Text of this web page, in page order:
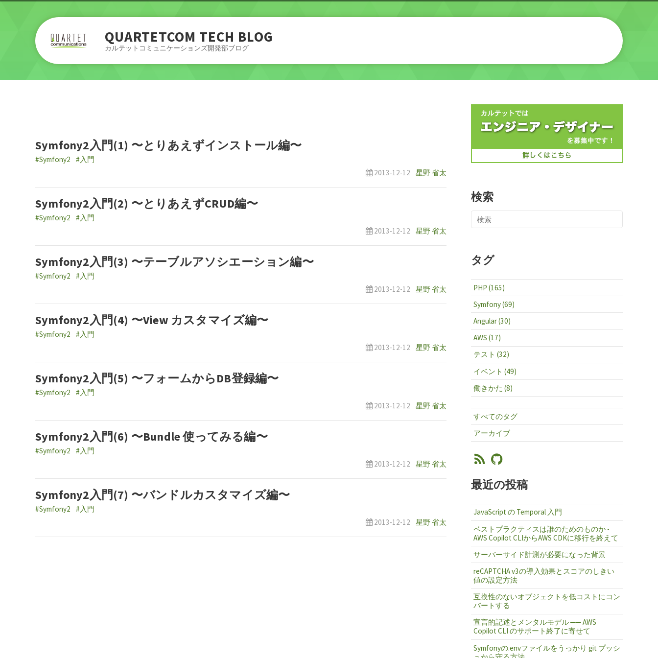
QUARTETCOM TECH BLOG
カルテットコミュニケーションズ開発部ブログ
Symfony2入門(1) 〜とりあえずインストール編〜
#Symfony2
#入門
2013-12-12
星野 省太
Symfony2入門(2) 〜とりあえずCRUD編〜
#Symfony2
#入門
2013-12-12
星野 省太
Symfony2入門(3) 〜テーブルアソシエーション編〜
#Symfony2
#入門
2013-12-12
星野 省太
Symfony2入門(4) 〜View カスタマイズ編〜
#Symfony2
#入門
2013-12-12
星野 省太
Symfony2入門(5) 〜フォームからDB登録編〜
#Symfony2
#入門
2013-12-12
星野 省太
Symfony2入門(6) 〜Bundle 使ってみる編〜
#Symfony2
#入門
2013-12-12
星野 省太
Symfony2入門(7) 〜バンドルカスタマイズ編〜
#Symfony2
#入門
2013-12-12
星野 省太
検索
タグ
PHP (165)
Symfony (69)
Angular (30)
AWS (17)
テスト (32)
イベント (49)
働きかた (8)
すべてのタグ
アーカイブ
最近の投稿
JavaScript の Temporal 入門
ベストプラクティスは誰のためのものか -
AWS Copilot CLIからAWS CDKに移行を終えて
サーバーサイド計測が必要になった背景
reCAPTCHA v3の導入効果とスコアのしきい
値の設定方法
互換性のないオブジェクトを低コストにコン
バートする
宣言的記述とメンタルモデル ── AWS
Copilot CLI のサポート終了に寄せて
Symfonyの.envファイルをうっかり git プッシ